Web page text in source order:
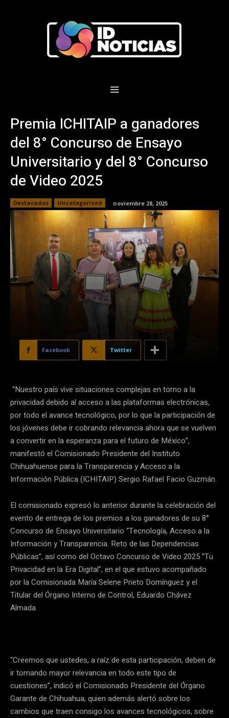
Premia ICHITAIP a ganadores
del 8° Concurso de Ensayo
Universitario y del 8° Concurso
de Video 2025
Destacados Uncategorized noviembre 28, 2025
Facebook Twitter
“Nuestro país vive situaciones complejas en torno a la
privacidad debido al acceso a las plataformas electrónicas,
por todo el avance tecnológico, por lo que la participación de
los jóvenes debe ir cobrando relevancia ahora que se vuelven
a convertir en la esperanza para el futuro de México”,
manifestó el Comisionado Presidente del Instituto
Chihuahuense para la Transparencia y Acceso a la
Información Pública (ICHITAIP) Sergio Rafael Facio Guzmán.
El comisionado expresó lo anterior durante la celebración del
evento de entrega de los premios a los ganadores de su 8°
Concurso de Ensayo Universitario “Tecnología, Acceso a la
Información y Transparencia. Reto de las Dependencias
Públicas”, así como del Octavo Concurso de Video 2025 “Tu
Privacidad en la Era Digital”, en el que estuvo acompañado
por la Comisionada María Selene Prieto Domínguez y el
Titular del Órgano Interno de Control, Eduardo Chávez
Almada.
“Creemos que ustedes, a raíz de esta participación, deben de
ir tomando mayor relevancia en todo este tipo de
cuestiones”, indicó el Comisionado Presidente del Órgano
Garante de Chihuahua, quien además alertó sobre los
cambios que traen consigo los avances tecnológicos, sobre